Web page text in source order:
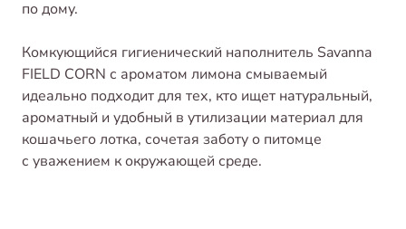
по дому.
Комкующийся гигиенический наполнитель Savanna
FIELD CORN с ароматом лимона смываемый
идеально подходит для тех, кто ищет натуральный,
ароматный и удобный в утилизации материал для
кошачьего лотка, сочетая заботу о питомце
с уважением к окружающей среде.